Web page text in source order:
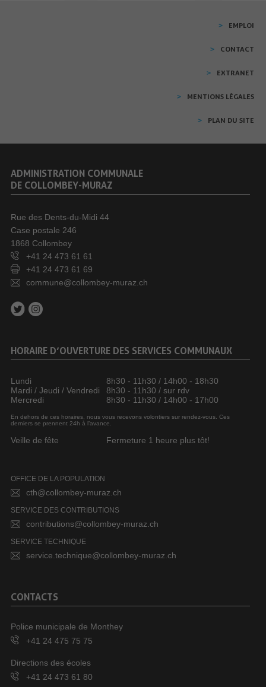
EMPLOI
CONTACT
EXTRANET
MENTIONS LÉGALES
PLAN DU SITE
ADMINISTRATION COMMUNALE
DE COLLOMBEY-MURAZ
Rue des Dents-du-Midi 44
Case postale 246
1868 Collombey
+41 24 473 61 61
+41 24 473 61 69
commune@collombey-muraz.ch
HORAIRE D’OUVERTURE DES SERVICES COMMUNAUX
Lundi
8h30 - 11h30 / 14h00 - 18h30
Mardi / Jeudi / Vendredi
8h30 - 11h30 / sur rdv
Mercredi
8h30 - 11h30 / 14h00 - 17h00
En dehors de ces horaires, nous vous recevons volontiers sur rendez-vous. Ces
derniers se prennent 24h à l’avance.
Veille de fête Fermeture 1 heure plus tôt!
OFFICE DE LA POPULATION
cth@collombey-muraz.ch
SERVICE DES CONTRIBUTIONS
contributions@collombey-muraz.ch
SERVICE TECHNIQUE
service.technique@collombey-muraz.ch
CONTACTS
Police municipale de Monthey
+41 24 475 75 75
Directions des écoles
+41 24 473 61 80